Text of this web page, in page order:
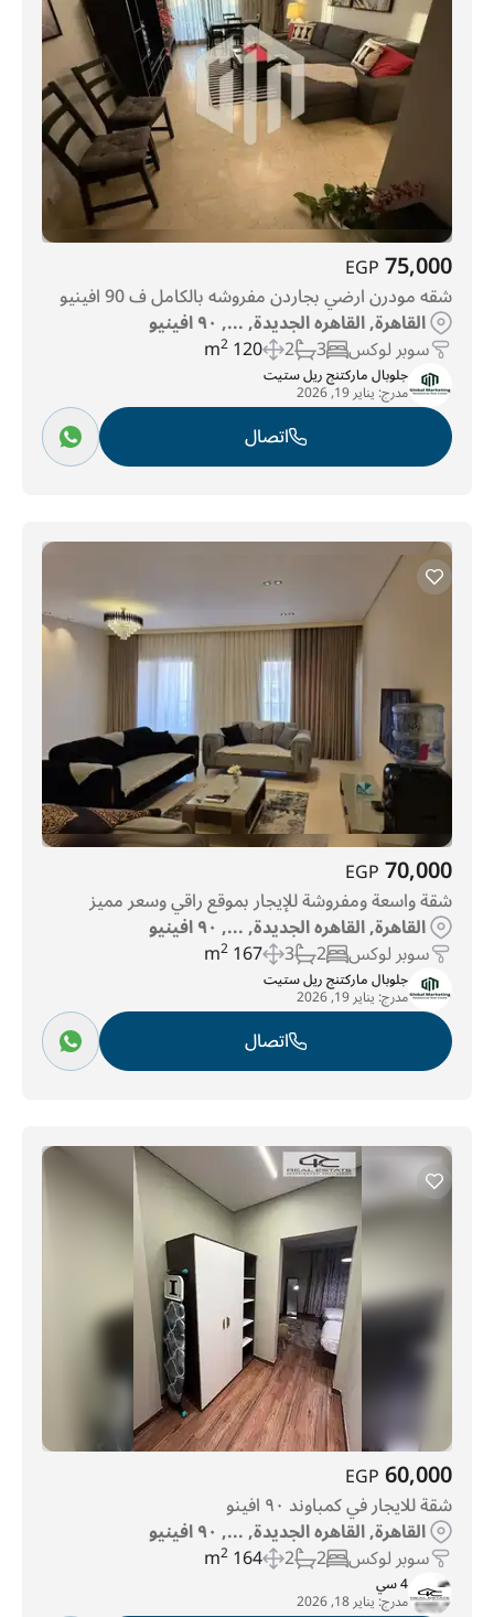
75,000
EGP
شقه مودرن ارضي بجاردن مفروشه بالكامل ف 90 افينيو
القاهرة, القاهره الجديدة, ..., ٩٠ افينيو
سوبر لوكس 3
2
120 m
2
جلوبال ماركتنج ريل ستيت
مدرج: يناير 19, 2026
اتصال
70,000
EGP
شقة واسعة ومفروشة للإيجار بموقع راقي وسعر مميز
القاهرة, القاهره الجديدة, ..., ٩٠ افينيو
سوبر لوكس 2
3
167 m
2
جلوبال ماركتنج ريل ستيت
مدرج: يناير 19, 2026
اتصال
60,000
EGP
شقة للايجار في كمباوند ٩٠ افينو
القاهرة, القاهره الجديدة, ..., ٩٠ افينيو
سوبر لوكس 2
2
164 m
2
4 سي
مدرج:يناير 18, 2026